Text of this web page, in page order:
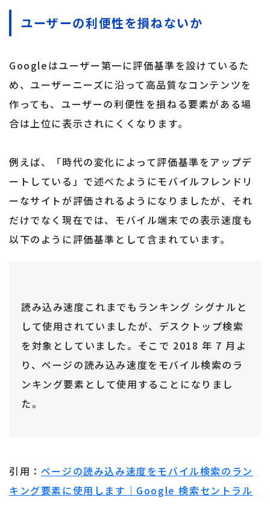
ユーザーの利便性を損ねないか
Googleはユーザー第一に評価基準を設けているた
め、ユーザーニーズに沿って高品質なコンテンツを
作っても、ユーザーの利便性を損ねる要素がある場
合は上位に表示されにくくなります。
例えば、「時代の変化によって評価基準をアップデ
ートしている」で述べたようにモバイルフレンドリ
ーなサイトが評価されるようになりましたが、それ
だけでなく現在では、モバイル端末での表示速度も
以下のように評価基準として含まれています。
読み込み速度これまでもランキング シグナルと
して使用されていましたが、デスクトップ検索
を対象としていました。そこで 2018 年 7 月よ
り、ページの読み込み速度をモバイル検索のラ
ンキング要素として使用することになりまし
た。
引用： ページの読み込み速度をモバイル検索のラン
キング要素に使用します｜Google 検索セントラル